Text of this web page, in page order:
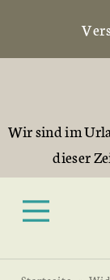
Wir sind im
dieser